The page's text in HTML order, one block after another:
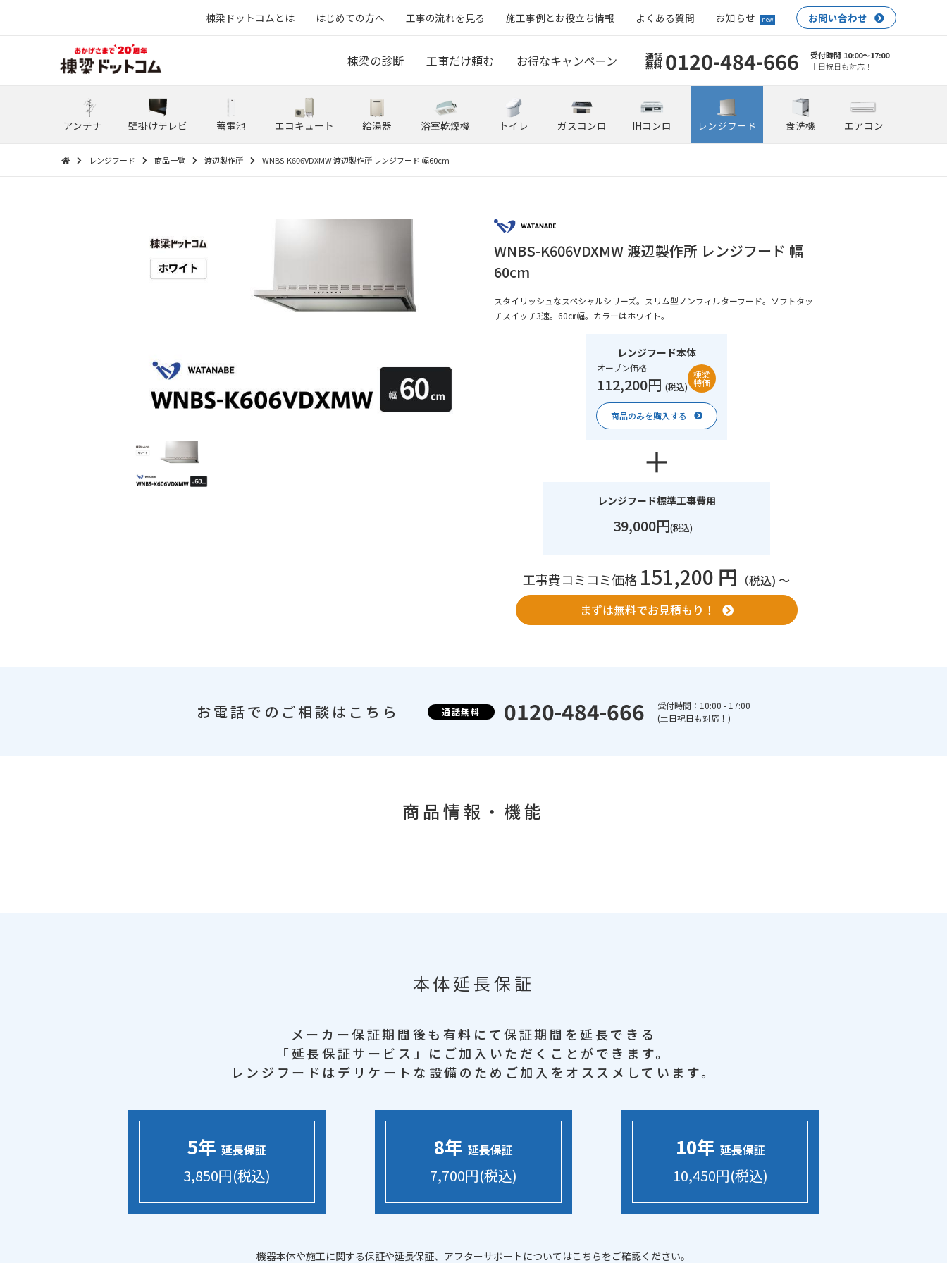
棟梁ドットコムとは はじめての方へ 工事の流れを見る 施工事例とお役立ち情報 よくある質問 お知らせ new お問い合わせ
棟梁の診断 工事だけ頼む お得なキャンペーン 通話
無料 0120-484-666
受付時間 10:00〜17:00
土日祝日も対応！
アンテナ 壁掛けテレビ 蓄電池 エコキュート 給湯器 浴室乾燥機 トイレ ガスコンロ IHコンロ レンジフード 食洗機 エアコン
レンジフード 商品一覧 渡辺製作所 WNBS-K606VDXMW 渡辺製作所 レンジフード 幅60cm
WNBS-K606VDXMW 渡辺製作所 レンジフード 幅
60cm
スタイリッシュなスペシャルシリーズ。スリム型ノンフィルターフード。ソフトタッ
チスイッチ3速。60㎝幅。カラーはホワイト。
レンジフード本体
オープン価格
112,200円(税込)
棟梁
特価
商品のみを購入する
レンジフード標準工事費用
39,000円(税込)
工事費コミコミ価格 151,200 円 （税込) 〜
まずは無料でお見積もり！
お電話でのご相談はこちら 通話無料 0120-484-666
受付時間：10:00 - 17:00
(土日祝日も対応！)
商品情報・機能
本体延長保証
メーカー保証期間後も 有料にて保証期間を延長できる
「延長保証サービス」に ご加入いただくことができます。
レンジフードはデリケートな設備のため ご加入をオススメしています。
5年 延長保証
3,850円(税込)
8年 延長保証
7,700円(税込)
10年 延長保証
10,450円(税込)
機器本体や施工に関する保証や延長保証、アフターサポートについてはこちらをご確認ください。